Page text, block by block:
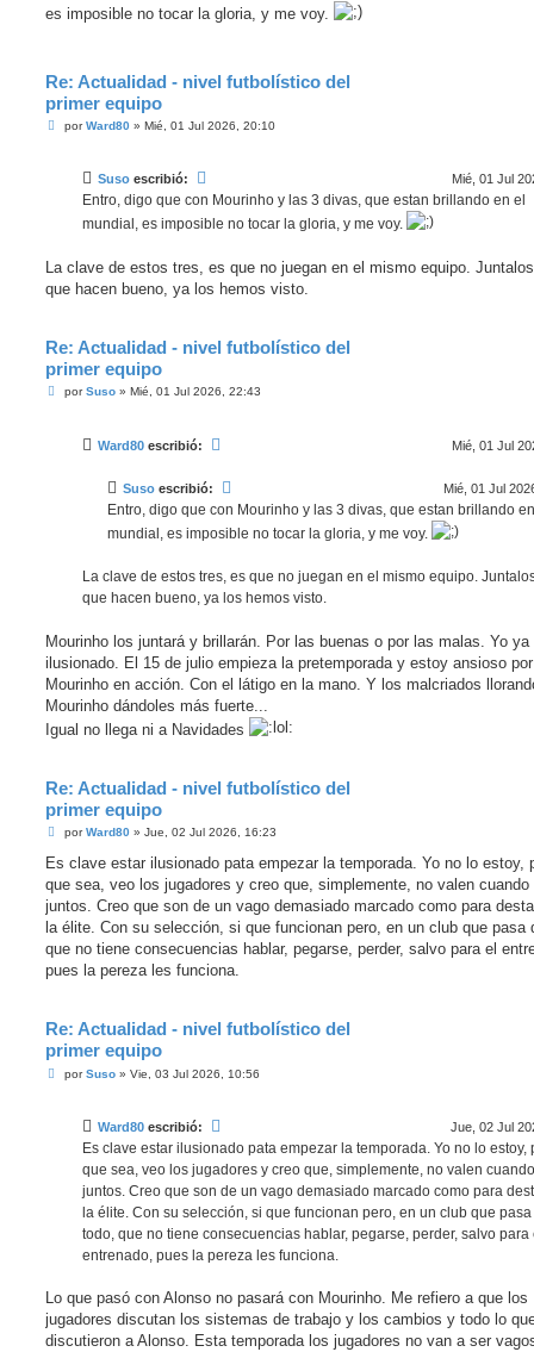
a
es imposible no tocar la gloria, y me voy.
Re: Actualidad - nivel futbolístico del
primer equipo
MporWard80» Mié, 01 Jul 2026, 20:10
Suso escribió: Mié, 01 Jul
Entro, digo que con Mourinho y las 3 divas, que estan brillando en el
mundial, es imposible no tocar la gloria, y me voy.
La clave de estos tres, es que no juegan en el mismo equipo.
que hacen bueno, ya los hemos visto.
Re: Actualidad - nivel futbolístico del
primer equipo
MporSuso» Mié, 01 Jul 2026, 22:43
Ward80 escribió: Mié, 01 Jul
Suso escribió: Mié, 01 Jul
Entro, digo que con Mourinho y las 3 divas, que estan brillando
mundial, es imposible no tocar la gloria, y me voy.
La clave de estos tres, es que no juegan en el mismo equipo.
que hacen bueno, ya los hemos visto.
Mourinho los juntará y brillarán. Por las buenas o por las malas. Yo ya
ilusionado. El 15 de julio empieza la pretemporada y estoy ansioso
Mourinho en acción. Con el látigo en la mano. Y los malcriados
Mourinho dándoles más fuerte...
Igual no llega ni a Navidades
Re: Actualidad - nivel futbolístico del
primer equipo
M
n
a
j
porWard80» Jue, 02 Jul 2026, 16:23
Es clave estar ilusionado pata empezar la temporada. Yo no lo estoy,
que sea, veo los jugadores y creo que, simplemente, no valen cuando
juntos. Creo que son de un vago demasiado marcado como para
la élite. Con su selección, si que funcionan pero, en un club que pasa
que no tiene consecuencias hablar, pegarse, perder, salvo para el
pues la pereza les funciona.
Re: Actualidad - nivel futbolístico del
primer equipo
MporSuso» Vie, 03 Jul 2026, 10:56
Ward80 escribió: Jue, 02 Jul
Es clave estar ilusionado pata empezar la temporada. Yo no lo estoy,
que sea, veo los jugadores y creo que, simplemente, no valen
juntos. Creo que son de un vago demasiado marcado como para
la élite. Con su selección, si que funcionan pero, en un club que
todo, que no tiene consecuencias hablar, pegarse, perder, salvo para
entrenado, pues la pereza les funciona.
Lo que pasó con Alonso no pasará con Mourinho. Me refiero a que los
jugadores discutan los sistemas de trabajo y los cambios y todo lo
discutieron a Alonso. Esta temporada los jugadores no van a ser